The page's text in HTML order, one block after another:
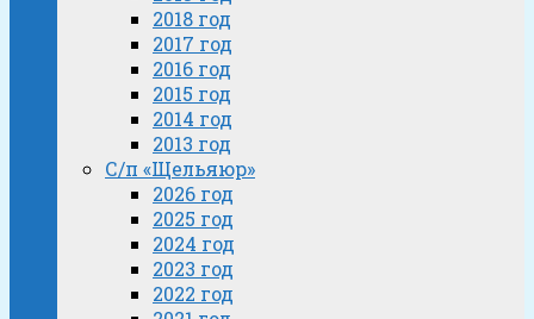
2018 год
2017 год
2016 год
2015 год
2014 год
2013 год
С/п «Щельяюр»
2026 год
2025 год
2024 год
2023 год
2022 год